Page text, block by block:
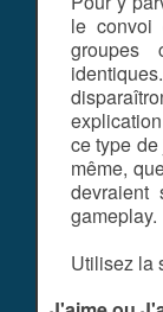
le convoi
groupes
ce type
même,
devraient
gameplay.
Utilisez la